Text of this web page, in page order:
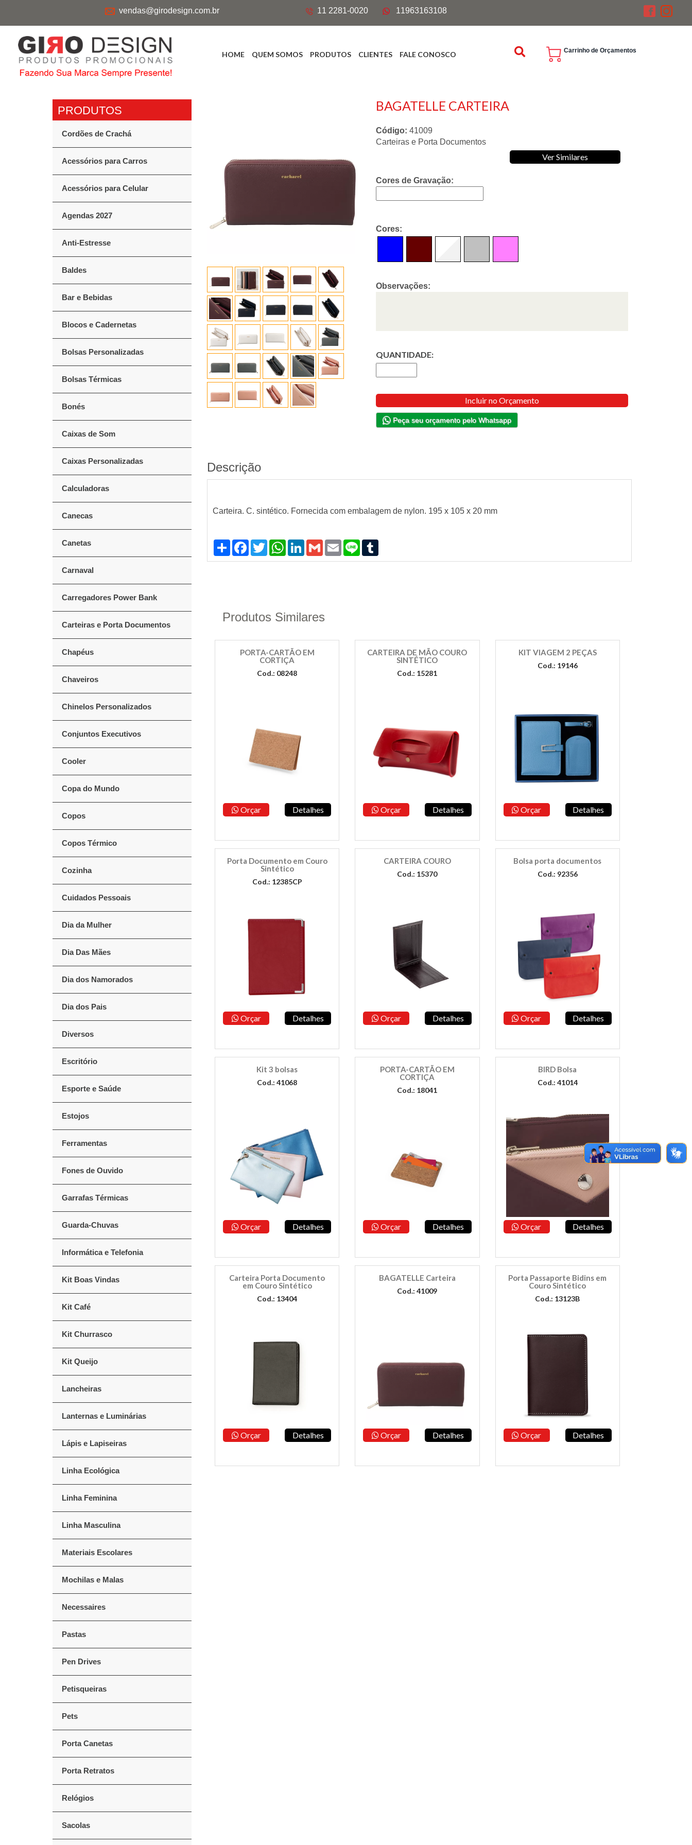
vendas@girodesign.com.br 11 2281-0020 11963163108
HOME QUEM SOMOS PRODUTOS CLIENTES FALE CONOSCO Carrinho de Orçamentos
Cordões de Crachá
Acessórios para Carros
Acessórios para Celular
Agendas 2027
Anti-Estresse
Baldes
Bar e Bebidas
Blocos e Cadernetas
Bolsas Personalizadas
Bolsas Térmicas
Bonés
Caixas de Som
Caixas Personalizadas
Calculadoras
Canecas
Canetas
Carnaval
Carregadores Power Bank
Carteiras e Porta Documentos
Chapéus
Chaveiros
Chinelos Personalizados
Conjuntos Executivos
Cooler
Copa do Mundo
Copos
Copos Térmico
Cozinha
Cuidados Pessoais
Dia da Mulher
Dia Das Mães
Dia dos Namorados
Dia dos Pais
Diversos
Escritório
Esporte e Saúde
Estojos
Ferramentas
Fones de Ouvido
Garrafas Térmicas
Guarda-Chuvas
Informática e Telefonia
Kit Boas Vindas
Kit Café
Kit Churrasco
Kit Queijo
Lancheiras
Lanternas e Luminárias
Lápis e Lapiseiras
Linha Ecológica
Linha Feminina
Linha Masculina
Materiais Escolares
Mochilas e Malas
Necessaires
Pastas
Pen Drives
Petisqueiras
Pets
Porta Canetas
Porta Retratos
Relógios
Sacolas
BAGATELLE CARTEIRA
Código: 41009
Carteiras e Porta Documentos
Ver Similares
Cores de Gravação:
Cores:
Observações:
QUANTIDADE:
Incluir no Orçamento
Peça seu orçamento pelo Whatsapp
Descrição
Carteira. C. sintético. Fornecida com embalagem de nylon. 195 x 105 x 20 mm
Compartilhar
Facebook
TwitterWhatsApp
LinkedIn
GmailEmailLine
Produtos Similares
PORTA-CARTÃO EM
CORTIÇA
Cod.: 08248
Orçar Detalhes
CARTEIRA DE MÃO COURO
SINTÉTICO
Cod.: 15281
Orçar Detalhes
KIT VIAGEM 2 PEÇAS
Cod.: 19146
Orçar Detalhes
Porta Documento em Couro
Sintético
Cod.: 12385CP
Orçar Detalhes
CARTEIRA COURO
Cod.: 15370
Orçar Detalhes
Bolsa porta documentos
Cod.: 92356
Orçar Detalhes
Kit 3 bolsas
Cod.: 41068
Orçar Detalhes
PORTA-CARTÃO EM
CORTIÇA
Cod.: 18041
Orçar Detalhes
BIRD Bolsa
Cod.: 41014
Orçar Detalhes
Carteira Porta Documento
em Couro Sintético
Cod.: 13404
Orçar Detalhes
BAGATELLE Carteira
Cod.: 41009
Orçar Detalhes
Porta Passaporte Bidins em
Couro Sintético
Cod.: 13123B
Orçar Detalhes